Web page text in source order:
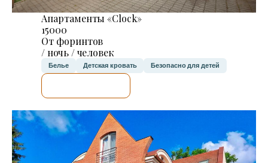
Апартаменты «Clock»
15000
От форинтов
/ ночь / человек
Белье Детская кровать Безопасно для детей